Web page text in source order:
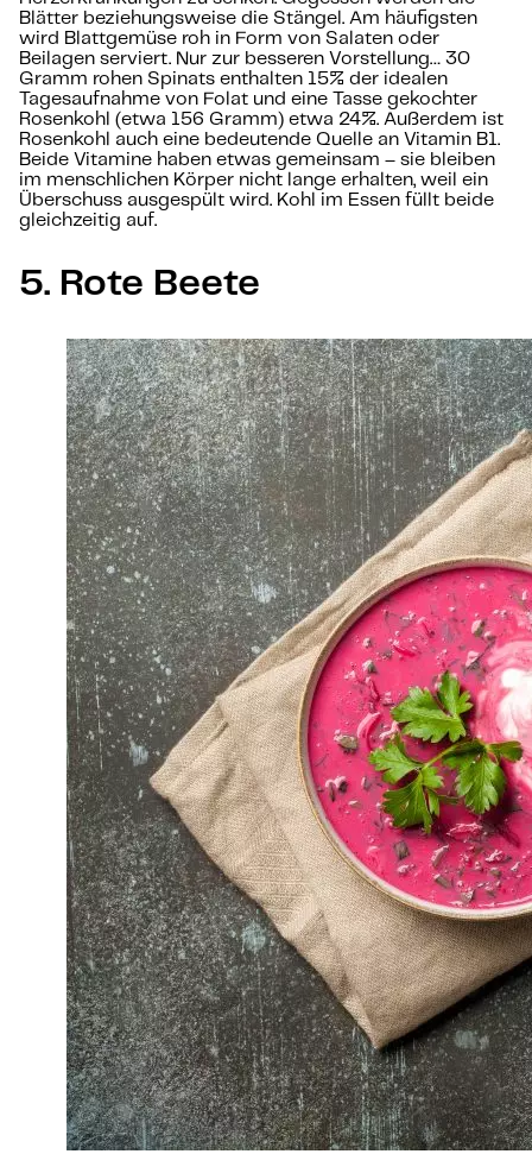
Blätter beziehungsweise die Stängel. Am häufigsten
wird Blattgemüse roh in Form von Salaten oder
Beilagen serviert. Nur zur besseren Vorstellung… 30
Gramm rohen Spinats enthalten 15% der idealen
Tagesaufnahme von Folat und eine Tasse gekochter
Rosenkohl (etwa 156 Gramm) etwa 24%. Außerdem ist
Rosenkohl auch eine bedeutende Quelle an Vitamin B1.
Beide Vitamine haben etwas gemeinsam – sie bleiben
im menschlichen Körper nicht lange erhalten, weil ein
Überschuss ausgespült wird. Kohl im Essen füllt beide
gleichzeitig auf.
5. Rote Beete